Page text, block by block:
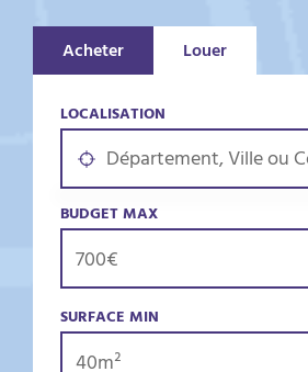
Acheter Louer
LOCALISATION
BUDGET MAX
SURFACE MIN